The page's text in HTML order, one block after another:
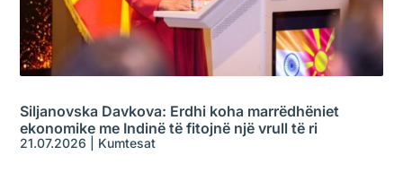
Siljanovska Davkova: Erdhi koha marrëdhëniet
ekonomike me Indinë të fitojnë një vrull të ri
21.07.2026 Kumtesat